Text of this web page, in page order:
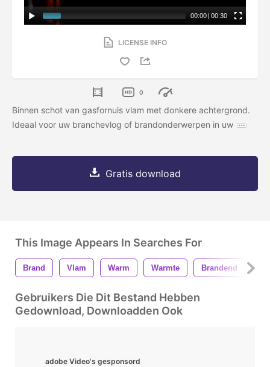
00:00 | 00:30
LICENSE INFO
0
Binnen schot van gasfornuis vlam met donkere achtergrond.
Ideaal voor uw branchevlog of brandonderwerpen in uw
Gratis download
This Image Appears In Searches For
Brand Vlam Warm Warmte Brandend
Gebruikers Die Dit Bestand Hebben
Gedownload, Downloadden Ook
adobe Video's gesponsord